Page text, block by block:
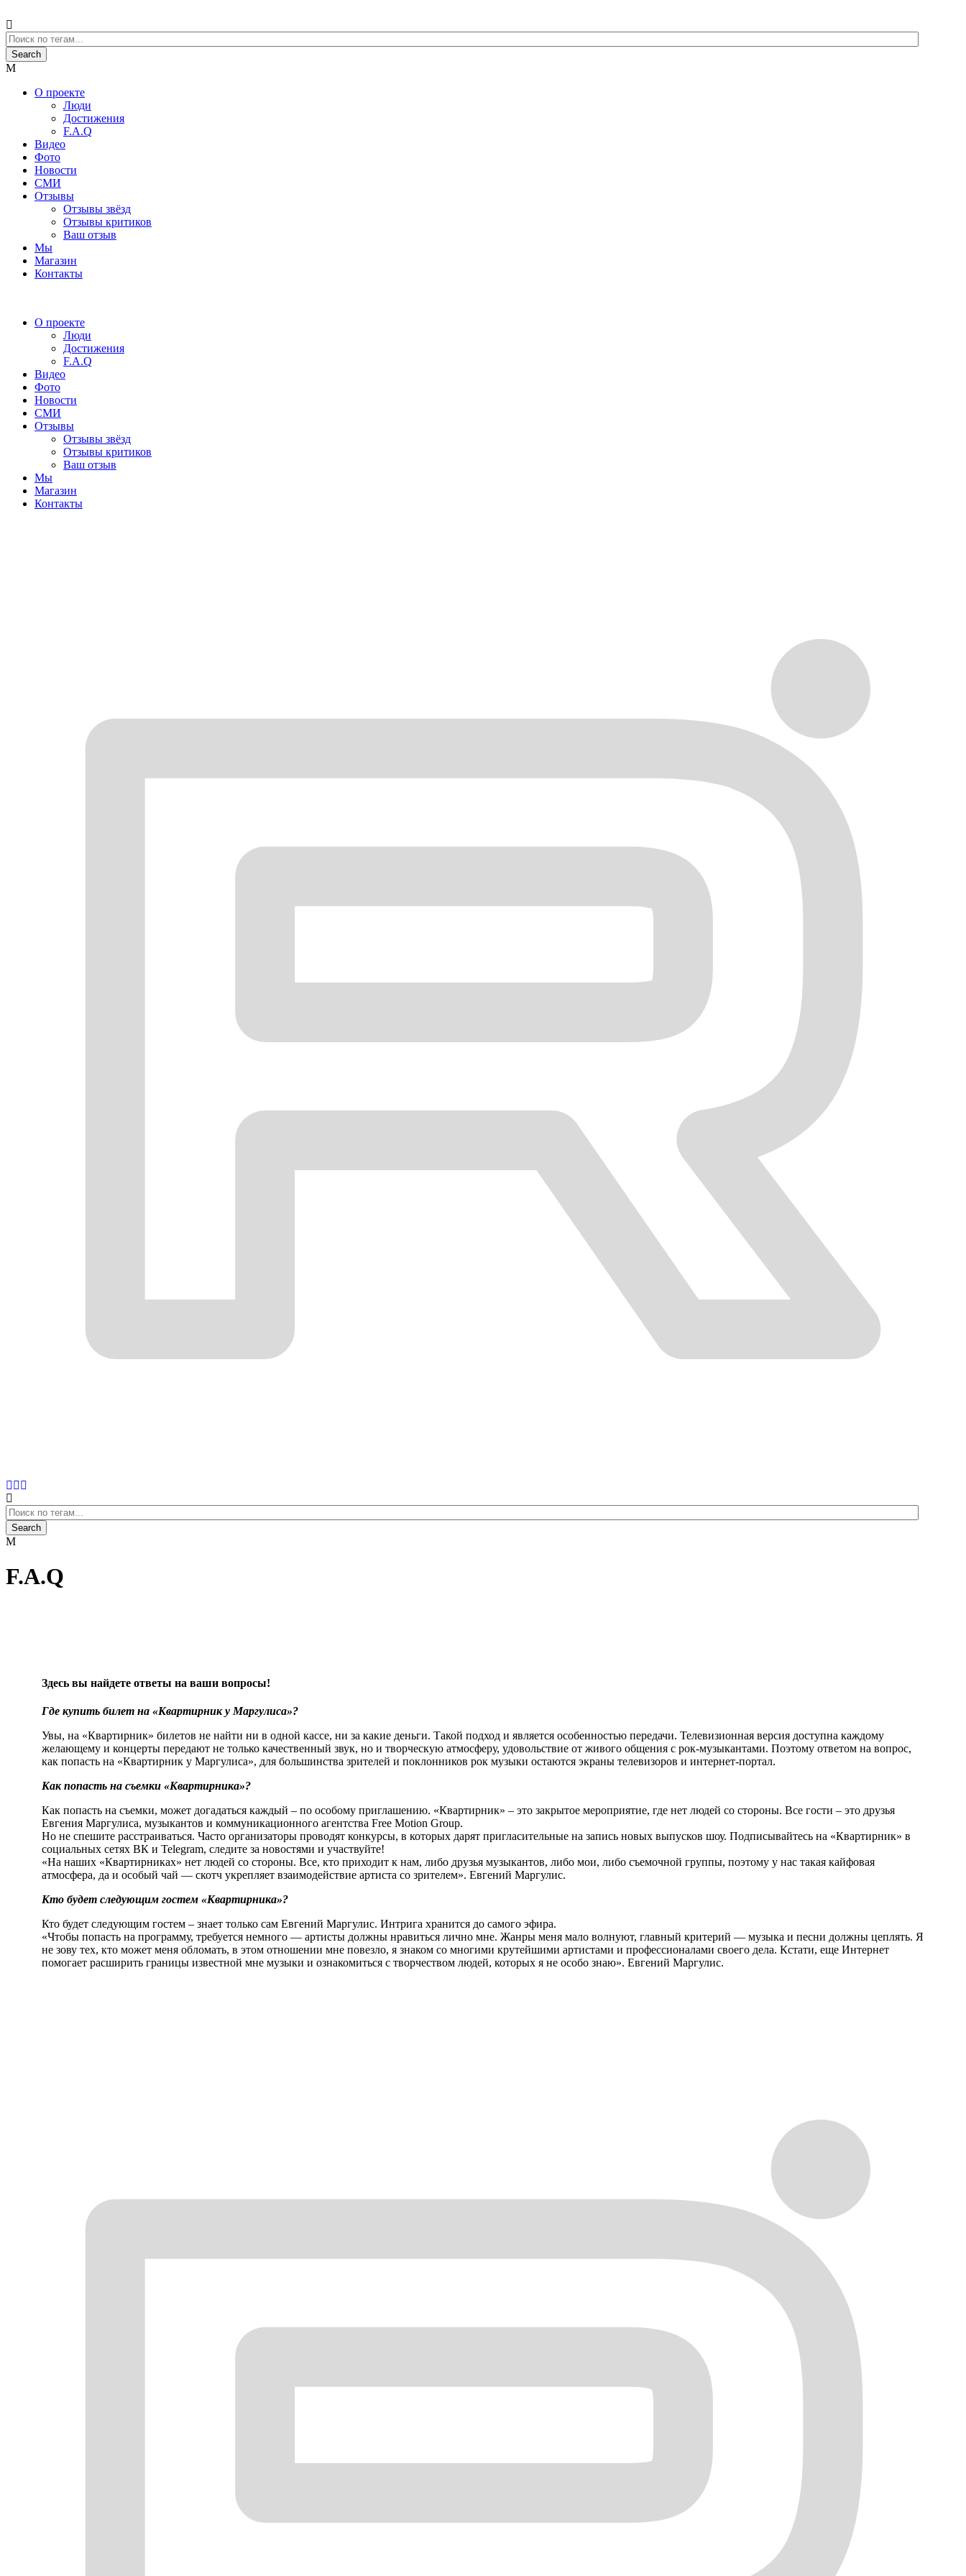
О проекте
Люди
Достижения
F.A.Q
Видео
Фото
Новости
СМИ
Отзывы
Отзывы звёзд
Отзывы критиков
Ваш отзыв
Мы
Магазин
Контакты
О проекте
Люди
Достижения
F.A.Q
Видео
Фото
Новости
СМИ
Отзывы
Отзывы звёзд
Отзывы критиков
Ваш отзыв
Мы
Магазин
Контакты
F.A.Q
Здесь вы найдете ответы на ваши вопросы!
Где купить билет на «Квартирник у Маргулиса»?
Увы, на «Квартирник» билетов не найти ни в одной кассе, ни за какие деньги. Такой подход и является особенностью передачи. Телевизионная версия доступна каждому
желающему и концерты передают не только качественный звук, но и творческую атмосферу, удовольствие от живого общения с рок-музыкантами. Поэтому ответом на вопрос,
как попасть на «Квартирник у Маргулиса», для большинства зрителей и поклонников рок музыки остаются экраны телевизоров и интернет-портал.
Как попасть на съемки «Квартирника»?
Как попасть на съемки, может догадаться каждый – по особому приглашению. «Квартирник» – это закрытое мероприятие, где нет людей со стороны. Все гости – это друзья
Евгения Маргулиса, музыкантов и коммуникационного агентства Free Motion Group.
Но не спешите расстраиваться. Часто организаторы проводят конкурсы, в которых дарят пригласительные на запись новых выпусков шоу. Подписывайтесь на «Квартирник» в
социальных сетях ВК и Telegram, следите за новостями и участвуйте!
«На наших «Квартирниках» нет людей со стороны. Все, кто приходит к нам, либо друзья музыкантов, либо мои, либо съемочной группы, поэтому у нас такая кайфовая
атмосфера, да и особый чай — скотч укрепляет взаимодействие артиста со зрителем». Евгений Маргулис.
Кто будет следующим гостем «Квартирника»?
Кто будет следующим гостем – знает только сам Евгений Маргулис. Интрига хранится до самого эфира.
«Чтобы попасть на программу, требуется немного — артисты должны нравиться лично мне. Жанры меня мало волнуют, главный критерий — музыка и песни должны цеплять. Я
не зову тех, кто может меня обломать, в этом отношении мне повезло, я знаком со многими крутейшими артистами и профессионалами своего дела. Кстати, еще Интернет
помогает расширить границы известной мне музыки и ознакомиться с творчеством людей, которых я не особо знаю». Евгений Маргулис.